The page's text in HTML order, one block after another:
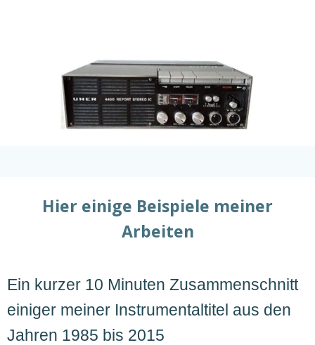
Hier einige Beispiele meiner
Arbeiten
Ein kurzer 10 Minuten Zusammenschnitt
einiger meiner Instrumentaltitel aus den
Jahren 1985 bis 2015